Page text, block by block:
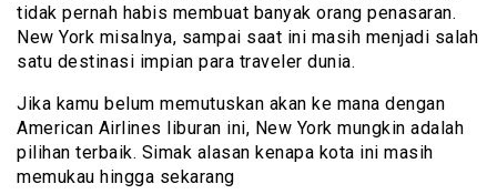
tidak pernah habis membuat banyak orang penasaran.
New York misalnya, sampai saat ini masih menjadi salah
satu destinasi impian para traveler dunia.
Jika kamu belum memutuskan akan ke mana dengan
American Airlines liburan ini, New York mungkin adalah
pilihan terbaik. Simak alasan kenapa kota ini masih
memukau hingga sekarang